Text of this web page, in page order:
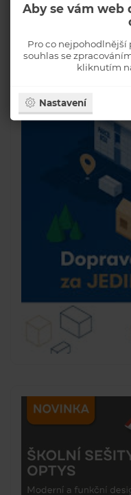
Aby se vám web
Pro co nejpohodlnější
souhlas se
kliknutím
Nastavení